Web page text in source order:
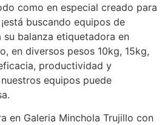
como en especial creado para
buscando equipos de
balanza etiquetadora en
en diversos pesos 10kg, 15kg,
productividad y
equipos puede
en Galeria Minchola Trujillo con